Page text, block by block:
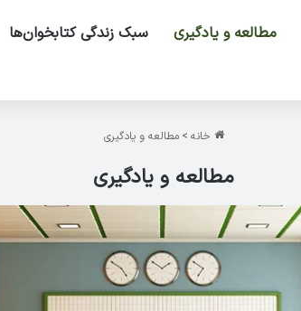
مطالعه و یادگیری سبک زندگی کتابخوان‌ها
خانه > مطالعه و یادگیری
مطالعه و یادگیری